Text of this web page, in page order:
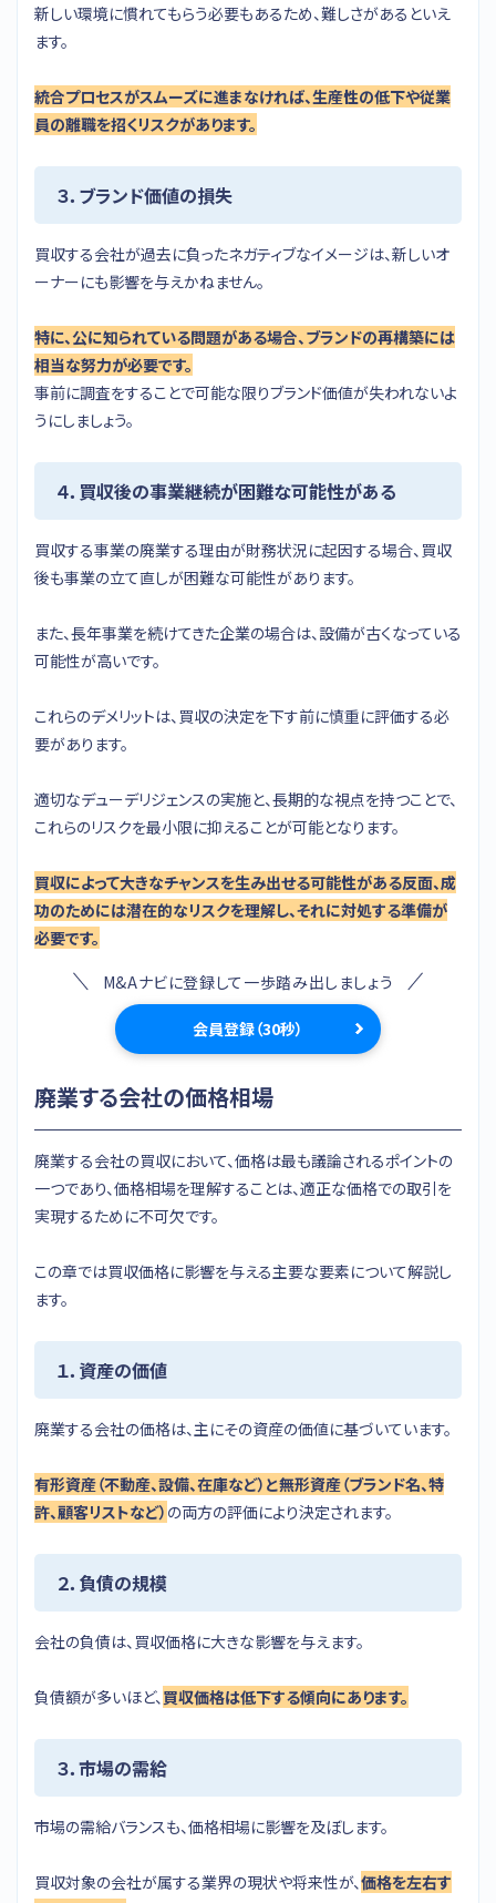
新しい環境に慣れてもらう必要もあるため、難しさがあるといえ
ます。
統合プロセスがスムーズに進まなければ、生産性の低下や従業
員の離職を招くリスクがあります。
３．ブランド価値の損失
買収する会社が過去に負ったネガティブなイメージは、新しいオ
ーナーにも影響を与えかねません。
特に、公に知られている問題がある場合、ブランドの再構築には
相当な努力が必要です。
事前に調査をすることで可能な限りブランド価値が失われないよ
うにしましょう。
４．買収後の事業継続が困難な可能性がある
買収する事業の廃業する理由が財務状況に起因する場合、買収
後も事業の立て直しが困難な可能性があります。
また、長年事業を続けてきた企業の場合は、設備が古くなっている
可能性が高いです。
これらのデメリットは、買収の決定を下す前に慎重に評価する必
要があります。
適切なデューデリジェンスの実施と、長期的な視点を持つことで、
これらのリスクを最小限に抑えることが可能となります。
買収によって大きなチャンスを生み出せる可能性がある反面、成
功のためには潜在的なリスクを理解し、それに対処する準備が
必要です。
M&Aナビに登録して一歩踏み出しましょう
会員登録（30秒）
廃業する会社の価格相場
廃業する会社の買収において、価格は最も議論されるポイントの
一つであり、価格相場を理解することは、適正な価格での取引を
実現するために不可欠です。
この章では買収価格に影響を与える主要な要素について解説し
ます。
１．資産の価値
廃業する会社の価格は、主にその資産の価値に基づいています。
有形資産（不動産、設備、在庫など）と無形資産（ブランド名、特
許、顧客リストなど） の両方の評価により決定されます。
２．負債の規模
会社の負債は、買収価格に大きな影響を与えます。
負債額が多いほど、 買収価格は低下する傾向にあります。
３．市場の需給
市場の需給バランスも、価格相場に影響を及ぼします。
買収対象の会社が属する業界の現状や将来性が、価格を左右す